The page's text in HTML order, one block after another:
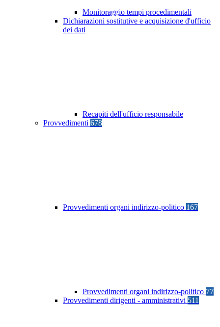
Monitoraggio tempi procedimentali
Dichiarazioni sostitutive e acquisizione d'ufficio
dei dati
Recapiti dell'ufficio responsabile
Provvedimenti 678
Provvedimenti organi indirizzo-politico 167
Provvedimenti organi indirizzo-politico 77
Provvedimenti dirigenti - amministrativi 511